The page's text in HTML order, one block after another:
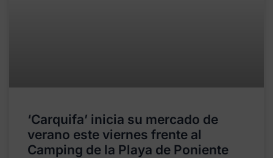
‘Carquifa’ inicia su mercado de
verano este viernes frente al
Camping de la Playa de Poniente